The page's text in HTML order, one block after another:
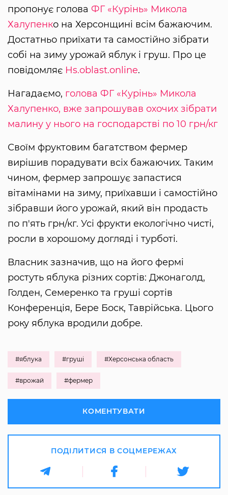
пропонує голова ФГ «Курінь» Микола
Халупенко на Херсонщині всім бажаючим.
Достатньо приїхати та самостійно зібрати
собі на зиму урожай яблук і груш. Про це
повідомляє Hs.oblast.online.
Нагадаємо, голова ФГ «Курінь» Микола
Халупенко, вже запрошував охочих зібрати
малину у нього на господарстві по 10 грн/кг
Своїм фруктовим багатством фермер
вирішив порадувати всіх бажаючих. Таким
чином, фермер запрошує запастися
вітамінами на зиму, приїхавши і самостійно
зібравши його урожай, який він продасть
по п'ять грн/кг. Усі фрукти екологічно чисті,
росли в хорошому догляді і турботі.
Власник зазначив, що на його фермі
ростуть яблука різних сортів: Джонаголд,
Голден, Семеренко та груші сортів
Конференція, Бере Боск, Таврійська. Цього
року яблука вродили добре.
#яблука #груші #Херсонська область
#врожай #фермер
КОМЕНТУВАТИ
ПОДІЛИТИСЯ В СОЦМЕРЕЖАХ